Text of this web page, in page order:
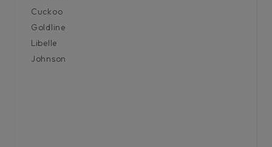
Cuckoo
Goldline
Libelle
Johnson